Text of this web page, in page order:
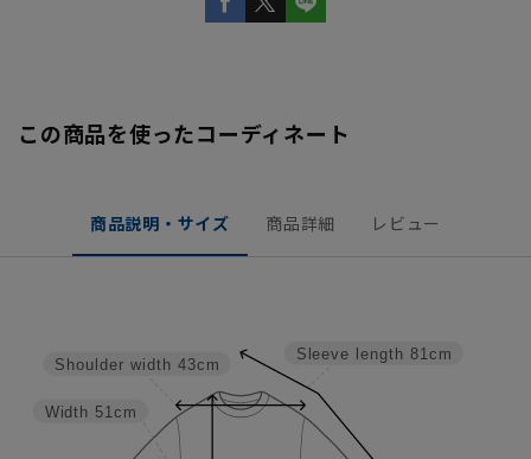
この商品を使ったコーディネート
商品説明・サイズ 商品詳細 レビュー
Sleeve length 81cm
Width 51cm
Shoulder width 43cm